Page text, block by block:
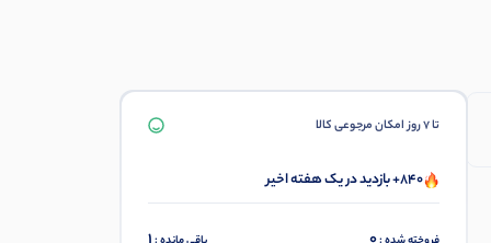
تا 7 روز امکان مرجوعی کالا
840+ بازدید در یک هفته اخیر